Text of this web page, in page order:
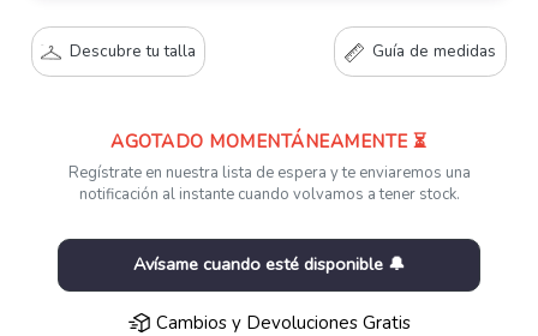
Descubre tu talla Guía de medidas
AGOTADO MOMENTÁNEAMENTE ⏳
Regístrate en nuestra lista de espera y te enviaremos una
notificación al instante cuando volvamos a tener stock.
Avísame cuando esté disponible 🔔
Cambios y Devoluciones Gratis